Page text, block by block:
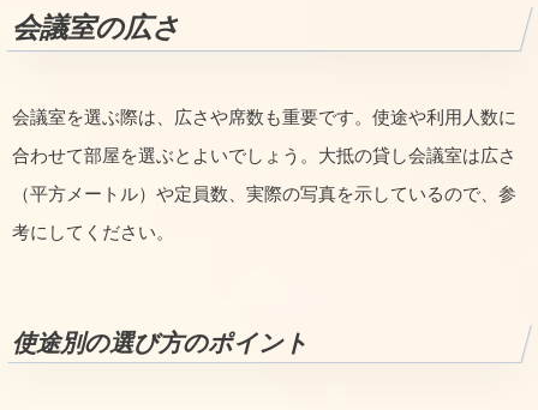
会議室の広さ
会議室を選ぶ際は、広さや席数も重要です。使途や利用人数に
合わせて部屋を選ぶとよいでしょう。大抵の貸し会議室は広さ
（平方メートル）や定員数、実際の写真を示しているので、参
考にしてください。
使途別の選び方のポイント